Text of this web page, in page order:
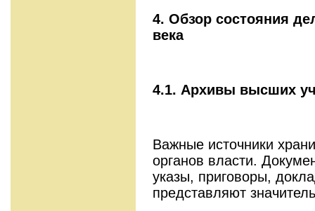
4. Обзор состояния
века
4.1. Архивы высших
Важные источники
органов власти.
указы, приговоры,
представляют